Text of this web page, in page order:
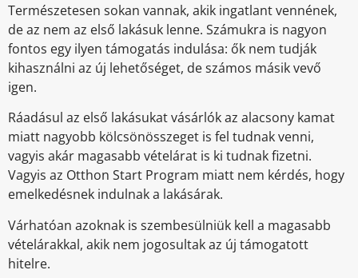
Természetesen sokan vannak, akik ingatlant vennének,
de az nem az első lakásuk lenne. Számukra is nagyon
fontos egy ilyen támogatás indulása: ők nem tudják
kihasználni az új lehetőséget, de számos másik vevő
igen.
Ráadásul az első lakásukat vásárlók az alacsony kamat
miatt nagyobb kölcsönösszeget is fel tudnak venni,
vagyis akár magasabb vételárat is ki tudnak fizetni.
Vagyis az Otthon Start Program miatt nem kérdés, hogy
emelkedésnek indulnak a lakásárak.
Várhatóan azoknak is szembesülniük kell a magasabb
vételárakkal, akik nem jogosultak az új támogatott
hitelre.